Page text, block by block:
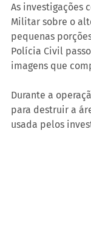
As investigações
Militar sobre o
pequenas
Polícia Civil
imagens que
Durante a
para destruir a
usada pelos